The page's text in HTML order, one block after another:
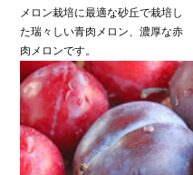
メロン栽培に最適な砂丘で栽培し
た瑞々しい青肉メロン、濃厚な赤
肉メロンです。